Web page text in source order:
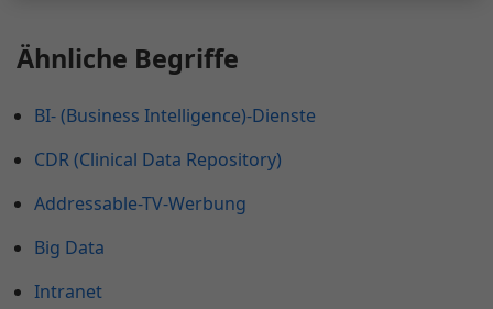
Ähnliche Begriffe
BI- (Business Intelligence)-Dienste
CDR (Clinical Data Repository)
Addressable-TV-Werbung
Big Data
Intranet